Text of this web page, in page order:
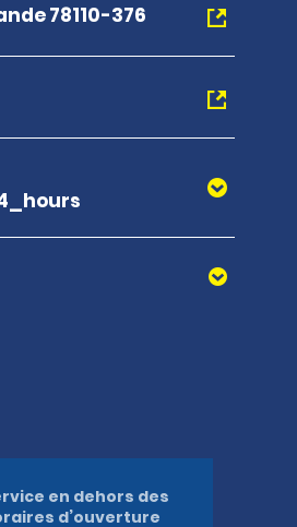
78110-376
en dehors des
d’ouverture